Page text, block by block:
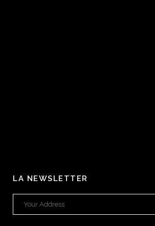
LA NEWSLETTER